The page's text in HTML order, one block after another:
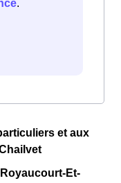
.
et aux
Et-